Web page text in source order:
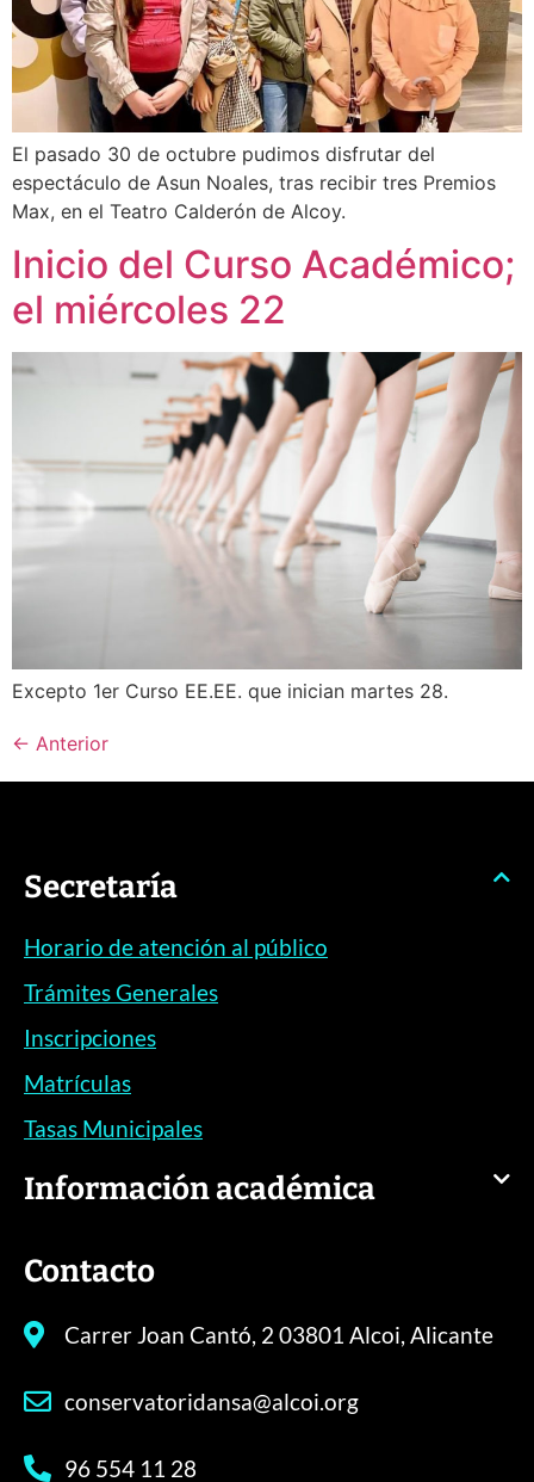
El pasado 30 de octubre pudimos disfrutar del
espectáculo de Asun Noales, tras recibir tres Premios
Max, en el Teatro Calderón de Alcoy.
Inicio del Curso Académico;
el miércoles 22
Excepto 1er Curso EE.EE. que inician martes 28.
← Anterior
Secretaría
Horario de atención al público
Trámites Generales
Inscripciones
Matrículas
Tasas Municipales
Información académica
Contacto
Carrer Joan Cantó, 2 03801 Alcoi, Alicante
conservatoridansa@alcoi.org
96 554 11 28